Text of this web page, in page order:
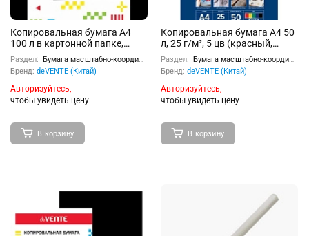
Копировальная бумага A4
100 л в картонной папке,
фиолетовая
Раздел: Бумага масштабно-координатная, копировальная бумага
Бренд: deVENTE (Китай)
Авторизуйтесь,
чтобы увидеть цену
В корзину
Копировальная бумага A4 50
л, 25 г/м², 5 цв (красный,
желтый, зеленый, синий,
черный)
Раздел: Бумага масштабно-координатная, копировальная бумага
Бренд: deVENTE (Китай)
Авторизуйтесь,
чтобы увидеть цену
В корзину